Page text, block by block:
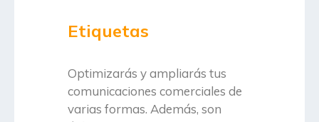
Etiquetas
Optimizarás y ampliarás tus
comunicaciones comerciales de
varias formas. Además, son